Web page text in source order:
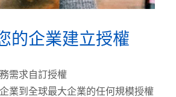
的企業建立授權
需求自訂授權
業到全球最大企業的任何規模授權